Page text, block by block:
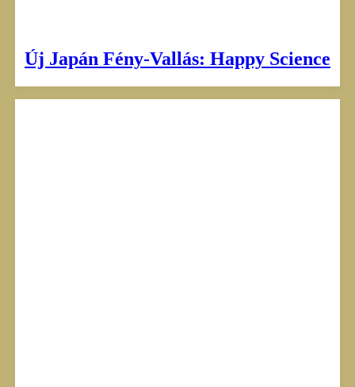
Új Japán Fény-Vallás: Happy Science